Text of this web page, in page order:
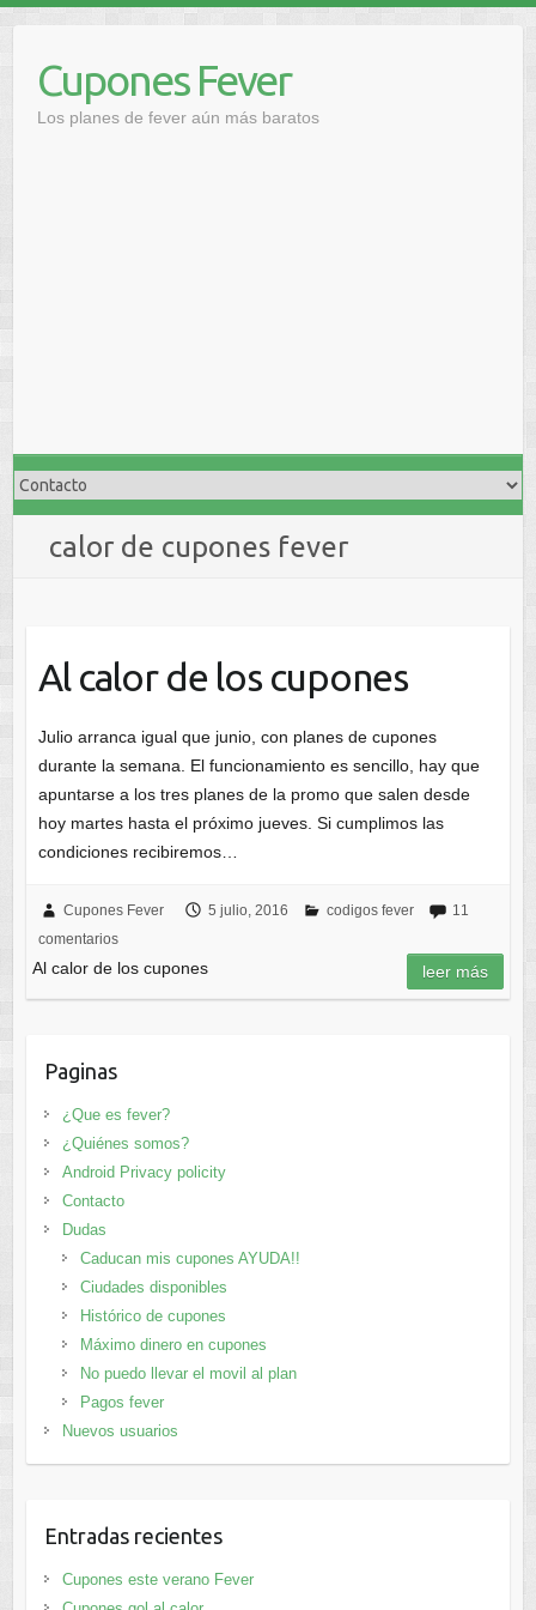
contenidoCupones Fever
Los planes de fever aún más baratos
calor de cupones fever
Al calor de los cupones
Julio arranca igual que junio, con planes de cupones
durante la semana. El funcionamiento es sencillo, hay que
apuntarse a los tres planes de la promo que salen desde
hoy martes hasta el próximo jueves. Si cumplimos las
condiciones recibiremos…
Cupones Fever 5 julio, 2016 codigos fever
11
comentarios
Al calor de los cupones leer más
Paginas
¿Que es fever?
¿Quiénes somos?
Android Privacy policity
Contacto
Dudas
Caducan mis cupones AYUDA!!
Ciudades disponibles
Histórico de cupones
Máximo dinero en cupones
No puedo llevar el movil al plan
Pagos fever
Nuevos usuarios
Entradas recientes
Cupones este verano Fever